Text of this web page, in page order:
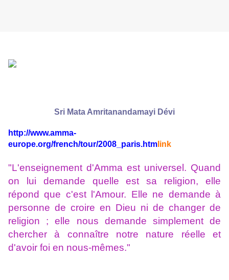
Sri Mata Amritanandamayi Dévi
http://www.amma-
europe.org/french/tour/2008_paris.htm link
"L'enseignement d'Amma est universel. Quand
on lui demande quelle est sa religion, elle
répond que c'est l'Amour. Elle ne demande à
personne de croire en Dieu ni de changer de
religion ; elle nous demande simplement de
chercher à connaître notre nature réelle et
d'avoir foi en nous-mêmes."